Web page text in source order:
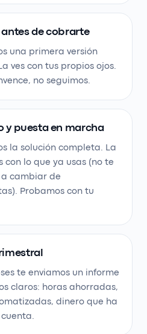
de cobrarte
una primera versión
ves con tus propios ojos.
no seguimos.
y puesta en marcha
la solución completa. La
con lo que ya usas (no te
cambiar de
Probamos con tu
te enviamos un informe
claros: horas ahorradas,
dinero que ha